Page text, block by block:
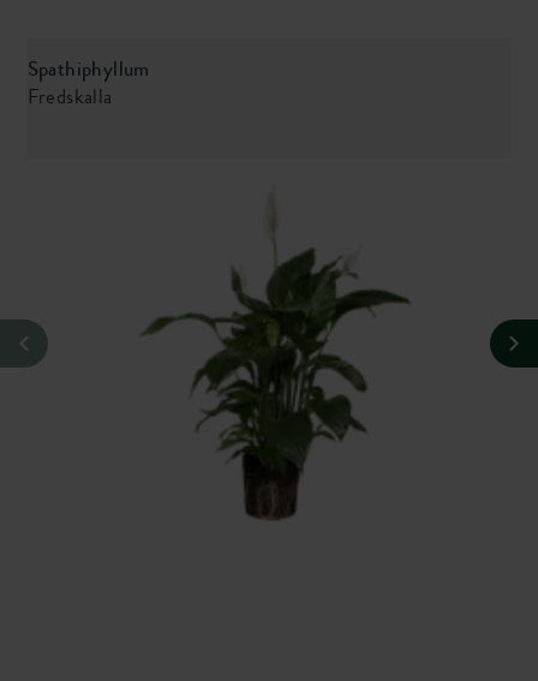
Spathiphyllum
Fredskalla